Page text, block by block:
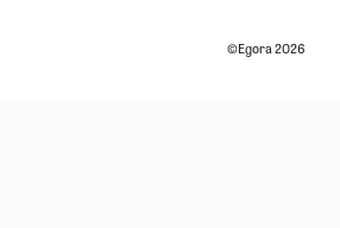
©Egora 2026